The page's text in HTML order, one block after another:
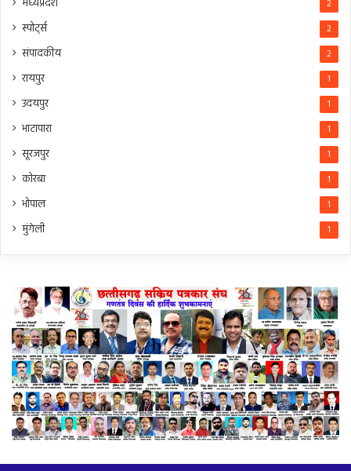
मध्यप्रदेश 2
स्पोर्ट्स 2
संपादकीय 2
रायपुर 1
उदयपुर 1
भाटापारा 1
सूरजपुर 1
कोरबा 1
भोपाल 1
मुंगेली 1